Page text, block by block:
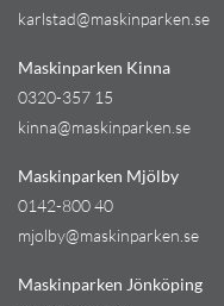
karlstad@maskinparken.se
Maskinparken Kinna
0320-357 15
kinna@maskinparken.se
Maskinparken Mjölby
0142-800 40
mjolby@maskinparken.se
Maskinparken Jönköping